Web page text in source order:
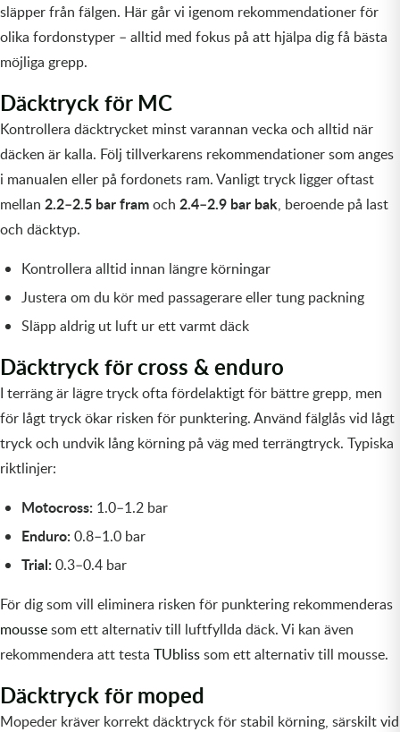
Olja MC
Skydd
Vätskesystem
Fjädring
Hjul
Lagersatser
Motordelar & Filter
Plast
Styren & Reglage
Mopedslang
Mousse
Slang
Trialdäck
Tubliss
Kylarvätska
Luftfilterolja & Rengöring
Oljepaket
Sprayer
Tvätt & Rengöring
Växellådsolja
Chassidelar
Drivremmar & Variatorremmar
Eldelar
Fjädring
Hytter & Flaklock
Karossdelar & Tillbehör
Motordelar
Styren & Tillbehör
Transmission & Drivlina
Variatordelar
Vinschar & Tillbehör
Trail
Slangar
släpper från fälgen. Här går vi igenom rekommendationer för
olika fordonstyper – alltid med fokus på att hjälpa dig få bästa
möjliga grepp.
Däcktryck för MC
Kontrollera däcktrycket minst varannan vecka och alltid när
däcken är kalla. Följ tillverkarens rekommendationer som anges
i manualen eller på fordonets ram. Vanligt tryck ligger oftast
mellan 2.2–2.5 bar framoch 2.4–2.9 bar bak, beroende på last
och däcktyp.
Kontrollera alltid innan längre körningar
Justera om du kör med passagerare eller tung packning
Släpp aldrig ut luft ur ett varmt däck
Däcktryck för cross & enduro
I terräng är lägre tryck ofta fördelaktigt för bättre grepp, men
för lågt tryck ökar risken för punktering. Använd fälglås vid lågt
tryck och undvik lång körning på väg med terrängtryck. Typiska
riktlinjer:
Motocross: 1.0–1.2 bar
Enduro: 0.8–1.0 bar
Trial: 0.3–0.4 bar
För dig som vill eliminera risken för punktering rekommenderas
moussesom ett alternativ till luftfyllda däck. Vi kan även
rekommendera att testa TUblisssom ett alternativ till mousse.
Däcktryck för moped
Mopeder kräver korrekt däcktryck för stabil körning, särskilt vid